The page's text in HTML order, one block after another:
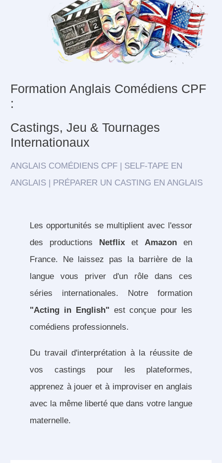
Formation Anglais Comédiens CPF
:
Castings, Jeu & Tournages
Internationaux
ANGLAIS COMÉDIENS CPF | SELF-TAPE EN
ANGLAIS | PRÉPARER UN CASTING EN ANGLAIS
Les opportunités se multiplient avec l'essor
des productions Netflix et Amazon en
France. Ne laissez pas la barrière de la
langue vous priver d'un rôle dans ces
séries internationales. Notre formation
"Acting in English" est conçue pour les
comédiens professionnels.
Du travail d'interprétation à la réussite de
vos castings pour les plateformes,
apprenez à jouer et à improviser en anglais
avec la même liberté que dans votre langue
maternelle.